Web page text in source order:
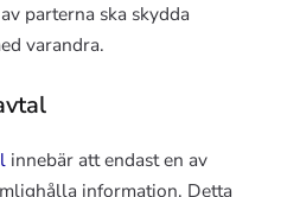
parterna ska skydda
varandra.
innebär att endast en av
information. Detta